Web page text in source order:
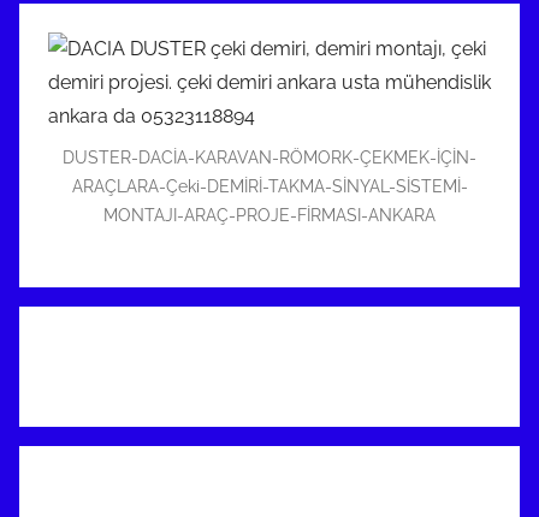
DUSTER-DACİA-KARAVAN-RÖMORK-ÇEKMEK-İÇİN-
ARAÇLARA-Çeki-DEMİRİ-TAKMA-SİNYAL-SİSTEMİ-
MONTAJI-ARAÇ-PROJE-FİRMASI-ANKARA